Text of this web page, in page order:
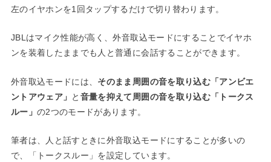
左のイヤホンを1回タップするだけで切り替わります。
JBLはマイク性能が高く、外音取込モードにすることでイヤホ
ンを装着したままでも人と普通に会話することができます。
外音取込モードには、 そのまま周囲の音を取り込む「アンビエ
ントアウェア」 と 音量を抑えて周囲の音を取り込む「トークス
ルー」 の2つのモードがあります。
筆者は、人と話すときに外音取込モードにすることが多いの
で、「トークスルー」を設定しています。